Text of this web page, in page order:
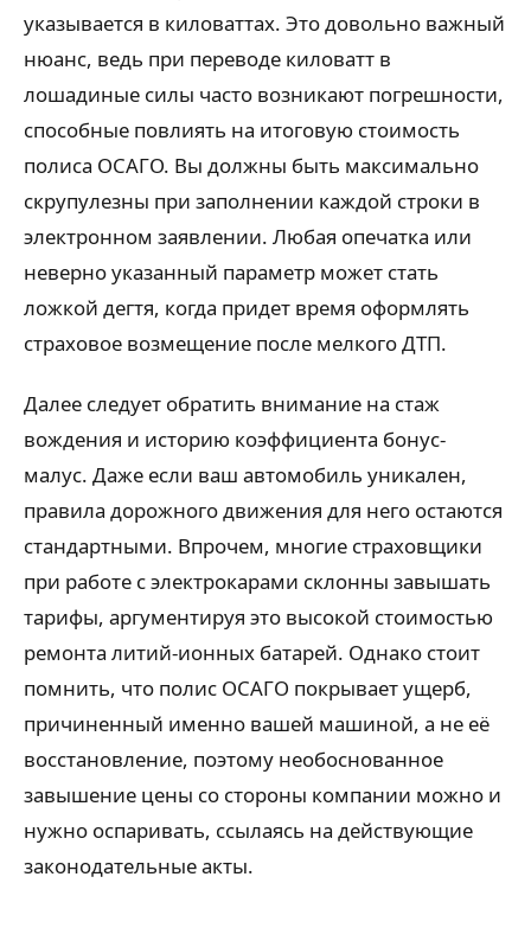
указывается в киловаттах. Это довольно важный
нюанс, ведь при переводе киловатт в
лошадиные силы часто возникают погрешности,
способные повлиять на итоговую стоимость
полиса ОСАГО. Вы должны быть максимально
скрупулезны при заполнении каждой строки в
электронном заявлении. Любая опечатка или
неверно указанный параметр может стать
ложкой дегтя, когда придет время оформлять
страховое возмещение после мелкого ДТП.
Далее следует обратить внимание на стаж
вождения и историю коэффициента бонус-
малус. Даже если ваш автомобиль уникален,
правила дорожного движения для него остаются
стандартными. Впрочем, многие страховщики
при работе с электрокарами склонны завышать
тарифы, аргументируя это высокой стоимостью
ремонта литий-ионных батарей. Однако стоит
помнить, что полис ОСАГО покрывает ущерб,
причиненный именно вашей машиной, а не её
восстановление, поэтому необоснованное
завышение цены со стороны компании можно и
нужно оспаривать, ссылаясь на действующие
законодательные акты.